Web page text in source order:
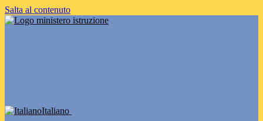
Salta al contenuto
Italiano